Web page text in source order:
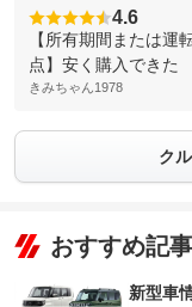
4.6
【所有期間または運
点】安く購入できた
きみちゃん1978
ク
おすすめ記事
新型車